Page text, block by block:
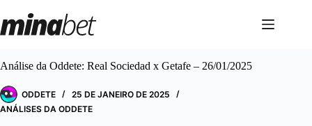
para
o
Análise da Oddete: Real Sociedad x Getafe – 26/01/2025
ODDETE
25 DE JANEIRO DE 2025
ANÁLISES DA ODDETE